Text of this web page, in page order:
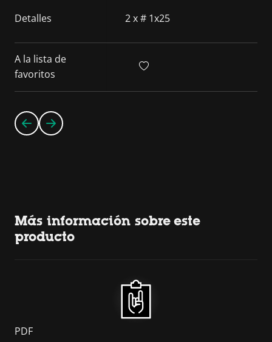
Detalles 2 x # 1x25
A la lista de
favoritos
Más información sobre este
producto
PDF